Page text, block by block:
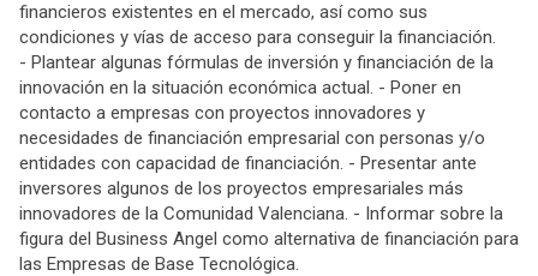
financieros existentes en el mercado, así como sus
condiciones y vías de acceso para conseguir la financiación.
- Plantear algunas fórmulas de inversión y financiación de la
innovación en la situación económica actual. - Poner en
contacto a empresas con proyectos innovadores y
necesidades de financiación empresarial con personas y/o
entidades con capacidad de financiación. - Presentar ante
inversores algunos de los proyectos empresariales más
innovadores de la Comunidad Valenciana. - Informar sobre la
figura del Business Angel como alternativa de financiación para
las Empresas de Base Tecnológica.